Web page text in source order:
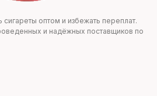
сигареты оптом и избежать переплат.
и надёжных поставщиков по